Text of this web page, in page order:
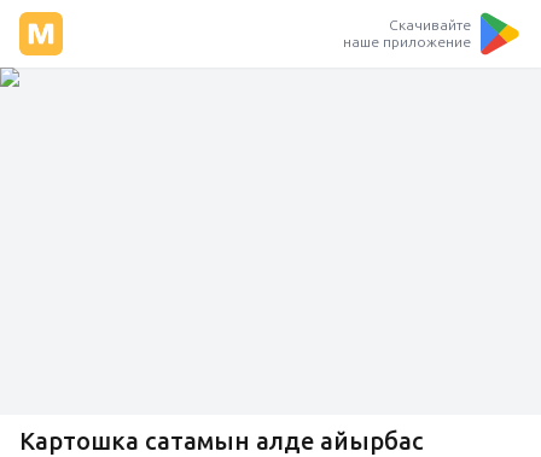
Скачивайте
наше приложение
Картошка сатамын алде айырбас